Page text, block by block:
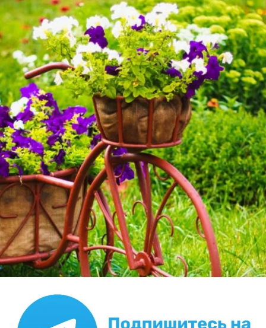
Внимание!Если у вас есть свой вопрос, задайте его
отдельно, вспециальной форме
Ваш E-mail:
Или через:
добавить комментарий